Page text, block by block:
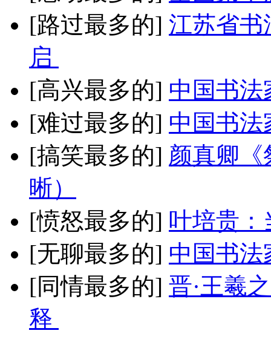
[路过最多的] 江苏省书
启
[高兴最多的] 中国书法
[难过最多的] 中国书法
[搞笑最多的] 颜真卿《
晰）
[愤怒最多的] 叶培贵：
[无聊最多的] 中国书法
[同情最多的] 晋·王羲
释